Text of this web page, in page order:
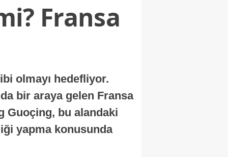
Fransa
olmayı hedefliyor.
bir araya gelen Fransa
Guoçing, bu alandaki
yapma konusunda